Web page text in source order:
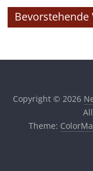
Copyright © 2026
Theme: